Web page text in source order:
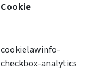
Cookie
cookielawinfo-
checkbox-analytics